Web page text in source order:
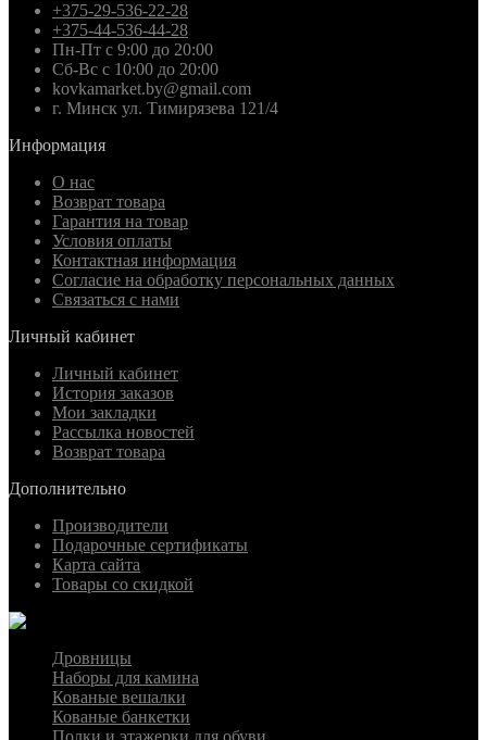
+375-29-536-22-28
+375-44-536-44-28
Пн-Пт с 9:00 до 20:00
Сб-Вс с 10:00 до 20:00
kovkamarket.by@gmail.com
г. Минск ул. Тимирязева 121/4
Информация
О нас
Возврат товара
Гарантия на товар
Условия оплаты
Контактная информация
Согласие на обработку персональных данных
Связаться с нами
Личный кабинет
Личный кабинет
История заказов
Мои закладки
Рассылка новостей
Возврат товара
Дополнительно
Производители
Подарочные сертификаты
Карта сайта
Товары со скидкой
Дровницы
Наборы для камина
Кованые вешалки
Кованые банкетки